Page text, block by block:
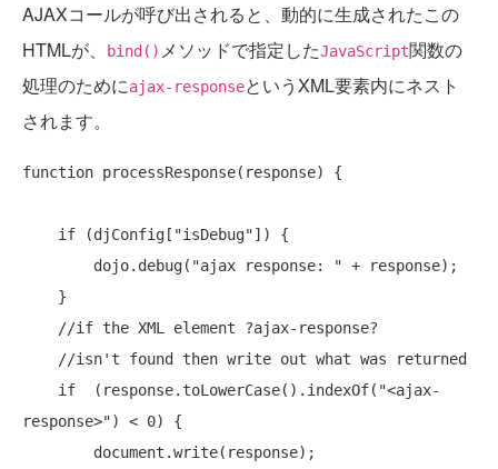
AJAXコールが呼び出されると、動的に生成されたこの
HTMLが、
bind() メソッドで指定したJavaScript関数の
処理のためにajax-responseというXML要素内にネスト
されます。
function processResponse(response) {
if (djConfig[ "isDebug"]) {
        dojo.debug(
"ajax response: " + response);
//if the XML element ?ajax-response?
//isn't found then write out what was returned
if
  (response.toLowerCase().indexOf(
"<ajax-
response>") < 0) {